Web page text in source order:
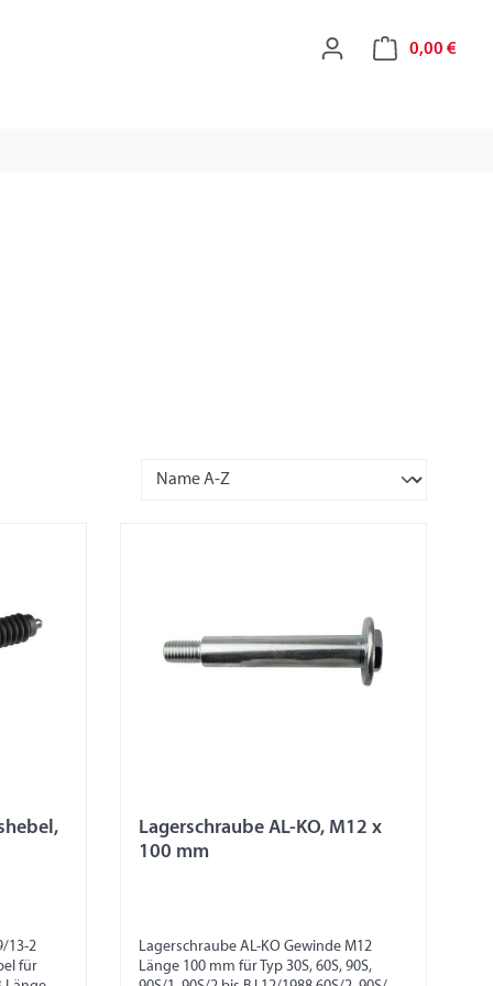
0,00 €
13-2
für
Lagerschraube AL-KO, M12 x
100 mm
Lagerschraube AL-KO Gewinde M12
Länge 100 mm für Typ 30S, 60S, 90S,